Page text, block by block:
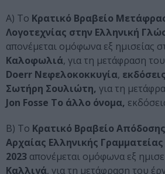
Α) Το Κρατικό Βραβείο
Λογοτεχνίας στην Ελληνική
απονέμεται ομόφωνα εξ ημισείας
Καλοφωλιά, για τη μετάφραση
Doerr Νεφελοκοκκυγία,
Σωτήρη Σουλιώτη, για τη
Jon Fosse Το άλλο όνομα,
Β) Το Κρατικό Βραβείο
Αρχαίας Ελληνικής
2023 απονέμεται ομόφωνα εξ
Καλλιγά, για τη μετάφραση του